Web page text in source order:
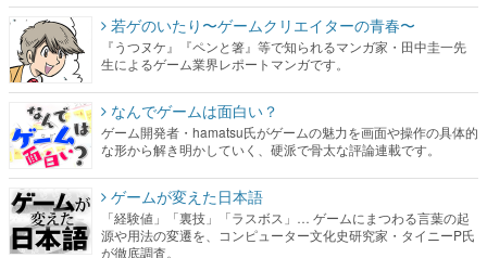
若ゲのいたり〜ゲームクリエイターの青春〜
『うつヌケ』『ペンと箸』等で知られるマンガ家・田中圭一先
生によるゲーム業界レポートマンガです。
なんでゲームは面白い？
ゲーム開発者・hamatsu氏がゲームの魅力を画面や操作の具体的
な形から解き明かしていく、硬派で骨太な評論連載です。
ゲームが変えた日本語
「経験値」「裏技」「ラスボス」… ゲームにまつわる言葉の起
源や用法の変遷を、コンピューター文化史研究家・タイニーP氏
が徹底調査。